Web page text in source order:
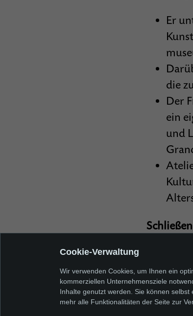
Er
die
Der
ein
und
Vorstand
Satzung
Cookie-Verwaltung
Wir verwenden Cookies, um Ihnen ein
kommerziellen Unternehmensziele
Inhalte genutzt werden. Sie können
mehr alle Funktionalitäten der Seite zur